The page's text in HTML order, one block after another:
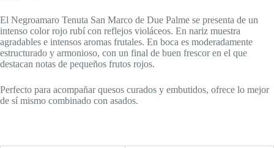
El Negroamaro Tenuta San Marco de Due Palme se presenta de un
intenso color rojo rubí con reflejos violáceos. En nariz muestra
agradables e intensos aromas frutales. En boca es moderadamente
estructurado y armonioso, con un final de buen frescor en el que
destacan notas de pequeños frutos rojos.
Perfecto para acompañar quesos curados y embutidos, ofrece lo mejor
de sí mismo combinado con asados.